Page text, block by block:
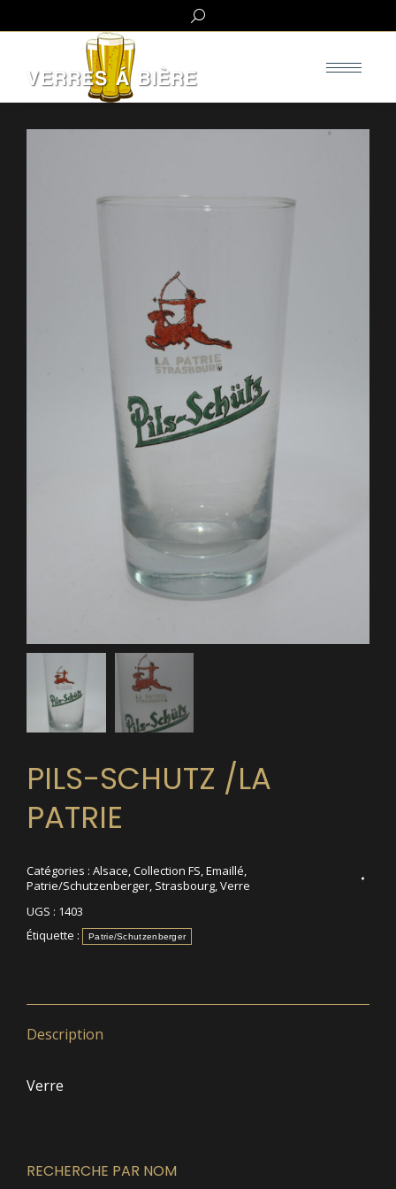
Search:
PILS-SCHUTZ /LA
PATRIE
Catégories : Alsace Collection FS Emaillé
Patrie/Schutzenberger Strasbourg Verre
UGS : 1403
Étiquette :
Patrie/Schutzenberger
Description
Verre
RECHERCHE PAR NOM